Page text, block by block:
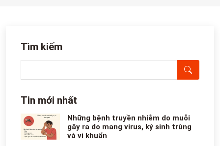
Tìm kiếm
Tin mới nhất
Những bệnh truyền nhiễm do muỗi
gây ra do mang virus, ký sinh trùng
và vi khuẩn